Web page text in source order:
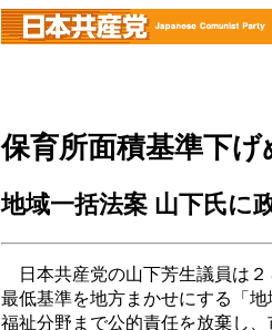
保育所面積基準下げ
地域一括法案 山下氏に
日本共産党の山下芳生議員は２
最低基準を地方まかせにする「
福祉分野まで公的責任を放棄し